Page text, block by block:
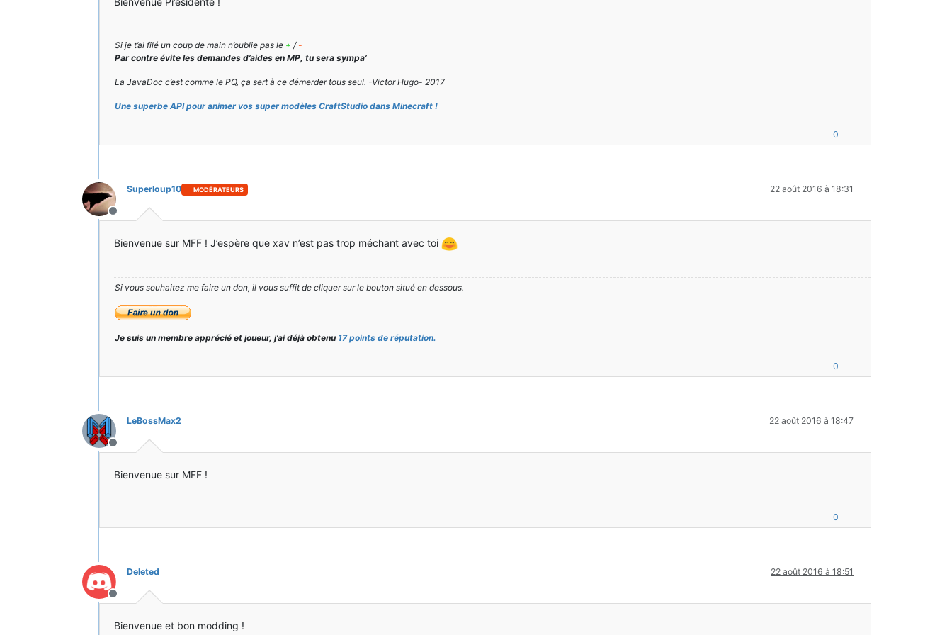
Si je t’ai filé un coup de main n’oublie pas le + / -
Par contre évite les demandes d’aides en MP, tu sera sympa’
La JavaDoc c’est comme le PQ, ça sert à ce démerder tous seul. -Victor Hugo- 2017
Une superbe API pour animer vos super modèles CraftStudio dans Minecraft !
0
Hors-ligne
Superloup10 MODÉRATEURS 22 août 2016 à 18:31
Bienvenue sur MFF ! J’espère que xav n’est pas trop méchant avec toi
Si vous souhaitez me faire un don, il vous suffit de cliquer sur le bouton situé en dessous.
Je suis un membre apprécié et joueur, j’ai déjà obtenu 17 points de réputation.
0
Hors-ligne
LeBossMax2 22 août 2016 à 18:47
Bienvenue sur MFF !
0
Hors-ligne
Deleted 22 août 2016 à 18:51
Bienvenue et bon modding !